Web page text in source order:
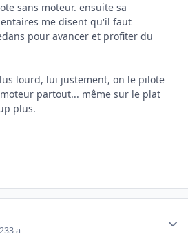
sans moteur. ensuite sa
me disent qu'il faut
pour avancer et profiter du
lourd, lui justement, on le pilote
partout... même sur le plat
plus.
3 a